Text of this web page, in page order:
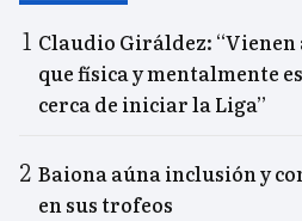
Claudio Giráldez:
que física y mentalmente
cerca de iniciar la Liga”
Baiona aúna inclusión y
en sus trofeos